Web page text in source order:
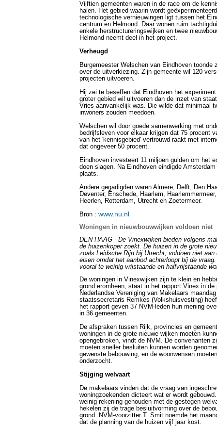
Vijftien gemeenten waren in de race om de
halen. Het gebied waarin wordt
technologische vernieuwingen ligt tussen het
centrum en Helmond. Daar wonen ruim
enkele herstructureringswijken en twee
Helmond neemt deel in het project.
Verheugd
Burgemeester Welschen van Eindhoven toonde
over de uitverkiezing. Zijn gemeente wil 120
projecten uitvoeren.
Hij zei te beseffen dat Eindhoven het
groter gebied wil uitvoeren dan de inzet van
Vries aanvankelijk was. Die wilde dat minimaal
inwoners zouden meedoen.
Welschen wil door goede samenwerking met
bedrijfsleven voor elkaar krijgen dat 75 procent
van het 'kennisgebied' vertrouwd raakt met
dat ongeveer 50 procent.
Eindhoven investeert 11 miljoen gulden om het
doen slagen. Na Eindhoven eindigde
plaats.
Andere gegadigden waren Almere, Delft, Den
Deventer, Enschede, Haarlem,
Heerlen, Rotterdam, Utrecht en Zoetermeer.
Bron : www.nu.nl
Woningen in nieuwbouwwijken voldoen niet
DEN HAAG - De Vinexwijken bieden volgens
de huizenkoper zoekt. De huizen in de grote
zoals Leidsche Rijn bij Utrecht, voldoen niet aan
eisen omdat het aanbod achterloopt bij de
vooral te weinig vrijstaande en halfvrijstaande
De woningen in Vinexwijken zijn te klein en
grond eromheen, staat in het rapport Vinex in
Nederlandse Vereniging van Makelaars
staatssecretaris Remkes (Volkshuisvesting)
het rapport geven 37 NVM-leden hun mening
in 36 gemeenten.
De afspraken tussen Rijk, provincies en
woningen in de grote nieuwe wijken moeten
opengebroken, vindt de NVM. De convenanten
moeten sneller besluiten kunnen worden
gewenste bebouwing, en de woonwensen
onderzocht.
Stijging welvaart
De makelaars vinden dat de vraag van
woningzoekenden dicteert wat er wordt
weinig rekening gehouden met de gestegen
hekelen zij de trage besluitvorming over de
grond. NVM-voorzitter T. Smit noemde het
dat de planning van de huizen vijf jaar kost.